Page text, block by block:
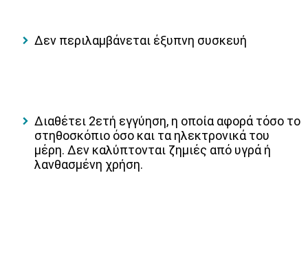
Δεν περιλαμβάνεται έξυπνη συσκευή
Διαθέτει 2ετή εγγύηση, η οποία αφορά τόσο το
στηθοσκόπιο όσο και τα ηλεκτρονικά του
μέρη. Δεν καλύπτονται ζημιές από υγρά ή
λανθασμένη χρήση.